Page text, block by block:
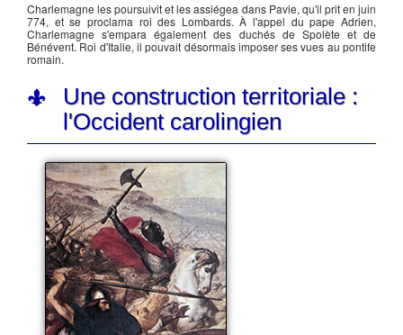
Charlemagne les poursuivit et les assiégea dans Pavie, qu'il prit en juin
774, et se proclama roi des Lombards. À l'appel dupape Adrien,
Charlemagne s'empara également des duchés de Spolète et de
Bénévent. Roi d'Italie, il pouvait désormais imposer ses vues au pontife
romain.
Une construction territoriale :
l'Occident carolingien